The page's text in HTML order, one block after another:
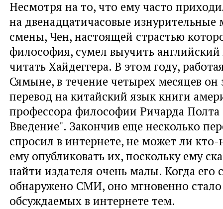
Несмотря на то, что ему часто
на двенадцатичасовые
смены, Чен, настоящей страстью
философия, сумел выучить
читать Хайдеггера. В этом году,
Сямыне, в течение четырех месяцев он
перевод на китайский язык книги
профессора философии Ричарда Полта
Введение". Закончив еще несколько
спросил в интернете, не может ли
ему опубликовать их, поскольку ему
найти издателя очень малы. Когда
обнаружено СМИ, оно мгновенно
обсуждаемых в интернете тем.